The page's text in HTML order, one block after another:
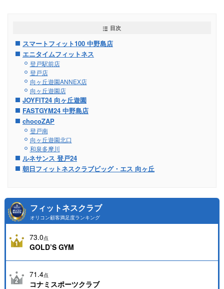
目次
スマートフィット100 中野島店
エニタイムフィットネス
登戸駅前店
登戸店
向ヶ丘遊園ANNEX店
向ヶ丘遊園店
JOYFIT24 向ヶ丘遊園
FASTGYM24 中野島店
chocoZAP
登戸南
向ヶ丘遊園北口
和泉多摩川
ルネサンス 登戸24
朝日フィットネスクラブビッグ・エス 向ヶ丘
フィットネスクラブ
オリコン顧客満足度ランキング
73.0点
GOLD’S GYM
71.4点
コナミスポーツクラブ